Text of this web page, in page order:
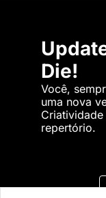
Die!
Você,
uma nova
Criatividade
repertório.